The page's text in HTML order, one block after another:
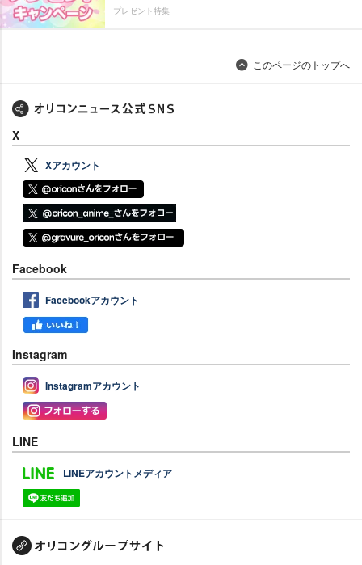
プレゼント特集
このページのトップへ
X
Xアカウント
Facebook
Facebookアカウント
Instagram
Instagramアカウント
LINE
LINEアカウントメディア